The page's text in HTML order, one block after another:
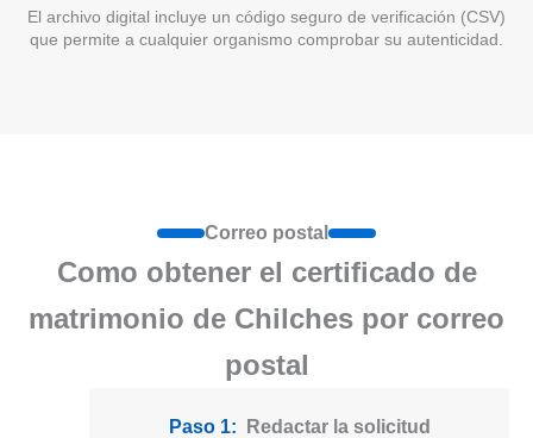
El archivo digital incluye un código seguro de verificación (CSV)
que permite a cualquier organismo comprobar su autenticidad.
Correo postal
Como obtener el certificado de
matrimonio de Chilches por correo
postal
Paso 1: Redactar la solicitud